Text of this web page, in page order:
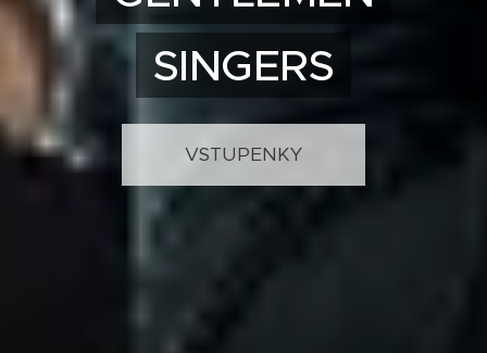
SINGERS
VSTUPENKY